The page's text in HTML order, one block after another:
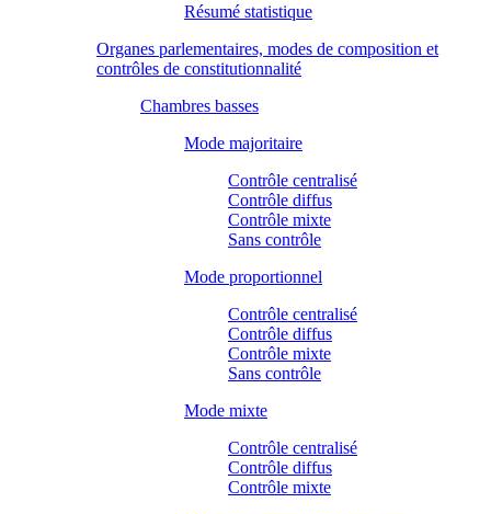
Résumé statistique
Organes parlementaires, modes de composition et
contrôles de constitutionnalité
Chambres basses
Mode majoritaire
Contrôle centralisé
Contrôle diffus
Contrôle mixte
Sans contrôle
Mode proportionnel
Contrôle centralisé
Contrôle diffus
Contrôle mixte
Sans contrôle
Mode mixte
Contrôle centralisé
Contrôle diffus
Contrôle mixte